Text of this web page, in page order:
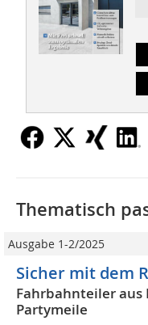
Thematisch
Ausgabe 1-2/2025
Sicher mit dem
Fahrbahnteiler
Partymeile